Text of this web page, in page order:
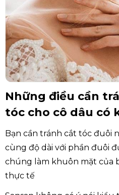
Những điều cần
tóc cho cô dâu có
Bạn cần tránh cắt tóc đuôi
cùng độ dài với phần đuôi
chúng làm khuôn mặt của
thực tế